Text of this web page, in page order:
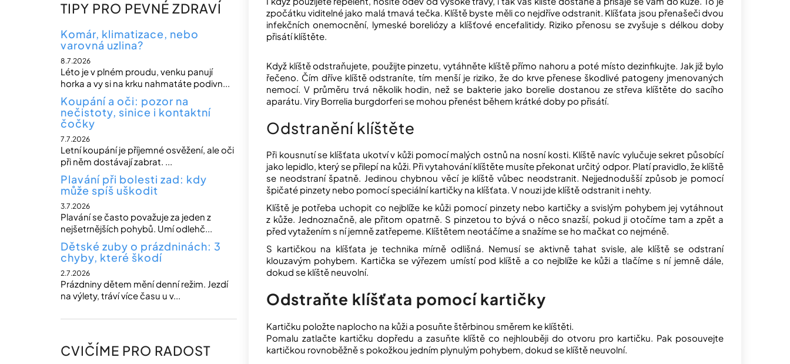
TIPY PRO PEVNÉ ZDRAVÍ
Komár, klimatizace, nebo
varovná uzlina?
8.7.2026
Léto je v plném proudu, venku panují
horka a vy si na krku nahmatáte podivn...
Koupání a oči: pozor na
nečistoty, sinice i kontaktní
čočky
7.7.2026
Letní koupání je příjemné osvěžení, ale oči
při něm dostávají zabrat. ...
Plavání při bolesti zad: kdy
může spíš uškodit
3.7.2026
Plavání se často považuje za jeden z
nejšetrnějších pohybů. Umí odlehč...
Dětské zuby o prázdninách: 3
chyby, které škodí
2.7.2026
Prázdniny dětem mění denní režim. Jezdí
na výlety, tráví více času u v...
CVIČÍME PRO RADOST
zpočátku viditelné jako malá tmavá tečka. Klíště byste měli co nejdříve odstranit. Klíšťata jsou přenašeči dvou
infekčních onemocnění, lymeské boreliózy a klíšťové encefalitidy. Riziko přenosu se zvyšuje s délkou doby
přisátí klíštěte.
Když klíště odstraňujete, použijte pinzetu, vytáhněte klíště přímo nahoru a poté místo dezinfikujte. Jak již bylo
řečeno. Čím dříve klíště odstraníte, tím menší je riziko, že do krve přenese škodlivé patogeny jmenovaných
nemocí. V průměru trvá několik hodin, než se bakterie jako borelie dostanou ze střeva klíštěte do sacího
aparátu. Viry Borrelia burgdorferi se mohou přenést během krátké doby po přisátí.
Odstranění klíštěte
Při kousnutí se klíšťata ukotví v kůži pomocí malých ostnů na nosní kosti. Klíště navíc vylučuje sekret působící
jako lepidlo, který se přilepí na kůži. Při vytahování klíštěte musíte překonat určitý odpor. Platí pravidlo, že klíště
se neodstraní špatně. Jedinou chybnou věcí je klíště vůbec neodstranit. Nejjednodušší způsob je pomocí
špičaté pinzety nebo pomocí speciální kartičky na klíšťata. V nouzi jde klíště odstranit i nehty.
Klíště je potřeba uchopit co nejblíže ke kůži pomocí pinzety nebo kartičky a svislým pohybem jej vytáhnout
z kůže. Jednoznačně, ale přitom opatrně. S pinzetou to bývá o něco snazší, pokud ji otočíme tam a zpět a
před vytažením s ní jemně zatřepeme. Klíštětem neotáčíme a snažíme se ho mačkat co nejméně.
S kartičkou na klíšťata je technika mírně odlišná. Nemusí se aktivně tahat svisle, ale klíště se odstraní
klouzavým pohybem. Kartička se výřezem umístí pod klíště a co nejblíže ke kůži a tlačíme s ní jemně dále,
dokud se klíště neuvolní.
Odstraňte klíšťata pomocí kartičky
Kartičku položte naplocho na kůži a posuňte štěrbinou směrem ke klíštěti.
Pomalu zatlačte kartičku dopředu a zasuňte klíště co nejhlouběji do otvoru pro kartičku. Pak posouvejte
kartičkou rovnoběžně s pokožkou jedním plynulým pohybem, dokud se klíště neuvolní.